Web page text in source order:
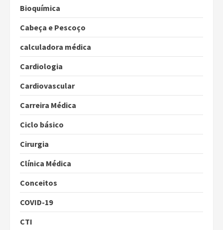
Bioquímica
Cabeça e Pescoço
calculadora médica
Cardiologia
Cardiovascular
Carreira Médica
Ciclo básico
Cirurgia
Clínica Médica
Conceitos
COVID-19
CTI